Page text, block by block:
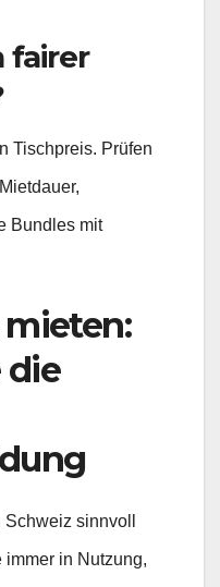
fairer
Tischpreis. Prüfen
Bundles mit
die
sinnvoll
in Nutzung,